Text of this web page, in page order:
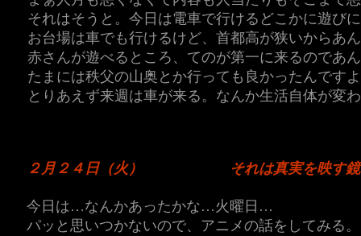
それはそうと。今日は電車で行けるどこかに遊び
お台場は車でも行けるけど、首都高が狭いからあ
赤さんが遊べるところ、てのが第一に来るのであ
たまには秩父の山奥とか行っても良かったんです
とりあえず来週は車が来る。なんか生活自体が変
２月２４日（火） それは真実を映
今日は…なんかあったかな…火曜日…
パッと思いつかないので、アニメの話をしてみる。